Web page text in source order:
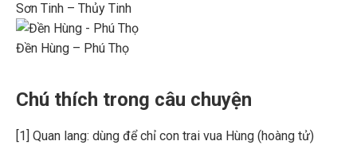
Sơn Tinh – Thủy Tinh
Đền Hùng – Phú Thọ
Chú thích trong câu chuyện
[1] Quan lang: dùng để chỉ con trai vua Hùng (hoàng tử)